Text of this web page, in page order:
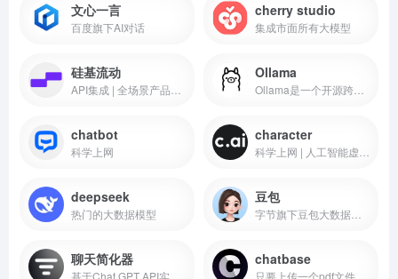
文心一言
百度旗下AI对话
cherry studio
集成市面所有大模型
硅基流动 Ollama
chatbot
科学上网
character
deepseek
热门的大数据模型
豆包
聊天简化器 chatbase